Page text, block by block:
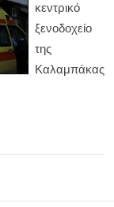
κεντρικό
ξενοδοχείο
της
Καλαμπάκας